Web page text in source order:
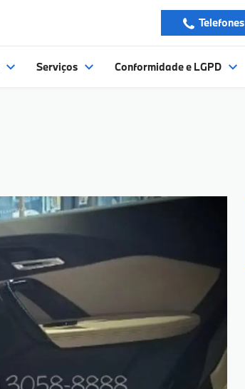
Telefones
Serviços Conformidade e LGPD